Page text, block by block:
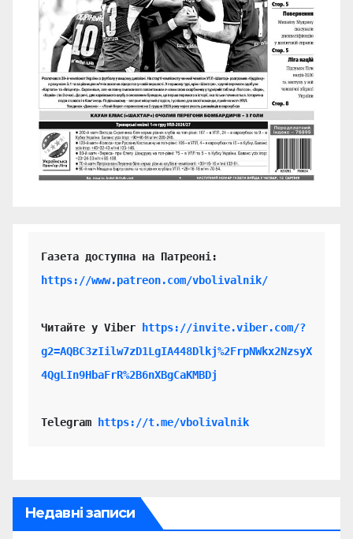
https://www.patreon.com/vbolivalnik/
Читайте у Viber
https://invite.viber.com/?
g2=AQBC3zIilw7zD1LgIA448Dlkj%2FrpNWkx2NzsyX
4QgLIn9HbaFrR%2B6nXBgCaKMBDj
Telegram https://t.me/vbolivalnik
Недавні записи